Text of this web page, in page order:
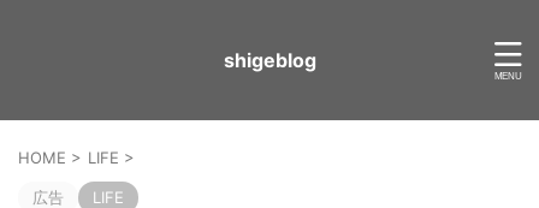
shigeblog
HOME > LIFE >
広告 LIFE